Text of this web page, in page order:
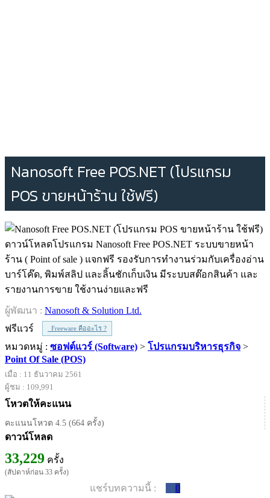
Nanosoft Free POS.NET (โปรแกรม
POS ขายหน้าร้าน ใช้ฟรี)
ดาวน์โหลดโปรแกรม Nanosoft Free POS.NET ระบบขายหน้า
ร้าน ( Point of sale ) แจกฟรี รองรับการทำงานร่วมกับเครื่องอ่าน
บาร์โค๊ด, พิมพ์สลิป และลิ้นชักเก็บเงิน มีระบบสต๊อกสินค้า และ
รายงานการขาย ใช้งานง่ายและฟรี
ผู้พัฒนา : Nanosoft & Solution Ltd.
ฟรีแวร์
Freeware คืออะไร ?
หมวดหมู่ : ซอฟต์แวร์ (Software) > โปรแกรมบริหารธุรกิจ >
Point Of Sale (POS)
เมื่อ : 11 ธันวาคม 2561
ผู้ชม : 109,991
โหวตให้คะแนน
คะแนนโหวต 4.5 (664 ครั้ง)
ดาวน์โหลด
33,229 ครั้ง
(สัปดาห์ก่อน 33 ครั้ง)
แชร์บทความนี้ : 0